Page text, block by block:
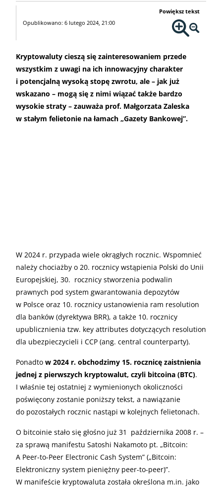
Opublikowano: 6 lutego 2024, 21:00
Powiększ tekst
Kryptowaluty cieszą się zainteresowaniem przede
wszystkim z uwagi na ich innowacyjny charakter
i potencjalną wysoką stopę zwrotu, ale – jak już
wskazano – mogą się z nimi wiązać także bardzo
wysokie straty – zauważa prof. Małgorzata Zaleska
w stałym felietonie na łamach „Gazety Bankowej”.
W 2024 r. przypada wiele okrągłych rocznic. Wspomnieć
należy chociażby o 20. rocznicy wstąpienia Polski do Unii
Europejskiej, 30. rocznicy stworzenia podwalin
prawnych pod system gwarantowania depozytów
w Polsce oraz 10. rocznicy ustanowienia ram resolution
dla banków (dyrektywa BRR), a także 10. rocznicy
upublicznienia tzw. key attributes dotyczących resolution
dla ubezpieczycieli i CCP (ang. central counterparty).
Ponadto w 2024 r. obchodzimy 15. rocznicę zaistnienia
jednej z pierwszych kryptowalut, czyli bitcoina (BTC).
I właśnie tej ostatniej z wymienionych okoliczności
poświęcony zostanie poniższy tekst, a nawiązanie
do pozostałych rocznic nastąpi w kolejnych felietonach.
O bitcoinie stało się głośno już 31 października 2008 r. –
za sprawą manifestu Satoshi Nakamoto pt. „Bitcoin:
A Peer-to-Peer Electronic Cash System” („Bitcoin:
Elektroniczny system pieniężny peer-to-peer)”.
W manifeście kryptowaluta została określona m.in. jako